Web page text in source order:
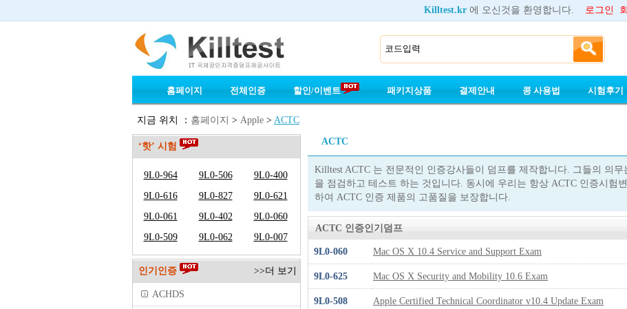
Killtest.kr 에 오신것을 환영합니다. 로그인
홈페이지 전체인증 할인/이벤트 패키지상품 결제안내 콩 사용법 시험후기
지금 위치 ： 홈페이지 > Apple > ACTC
‘핫’ 시험
9L0-964 9L0-506
9L0-400
9L0-616
9L0-827
9L0-621
9L0-061
9L0-402
9L0-060
9L0-509
9L0-062 9L0-007
>>더 보기
인기인증
ACHDS
ACTC
Killtest ACTC 는 전문적인 인증강사들이 덤프를 제작합니다. 그들의 의
을 점검하고 테스트 하는 것입니다. 동시에 우리는 항상 ACTC 인증시험
하여 ACTC 인증 제품의 고품질을 보장합니다.
ACTC 인증인기덤프
9L0-060 Mac OS X 10.4 Service and Support Exam
9L0-625 Mac OS X Security and Mobility 10.6 Exam
9L0-508 Apple Certified Technical Coordinator v10.4 Update Exam